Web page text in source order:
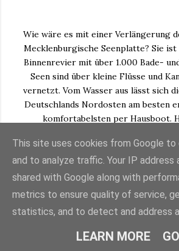
Wie wäre es mit einer Verlängerung
Mecklenburgische Seenplatte? Sie
Binnenrevier mit über 1.000 Bade-
Seen sind über kleine Flüsse und
vernetzt. Vom Wasser aus lässt sich
Deutschlands Nordosten am besten
komfortabelsten per Hausboot.
Logenplatz am Wasser ist garantiert.
Bis 15 PS schippern Freizeit-
durch die Region. Für höher
maximal 15 Meter Länge und zwölf
Jahren die Charterschein-Regelung
starten Reisende bereits nach
Einweisung ins Bootsabenteuer.
This site uses cookies from Google
and to analyze traffic. Your IP address
shared with Google along with
metrics to ensure quality of service,
statistics, and to detect and address
LEARN MORE